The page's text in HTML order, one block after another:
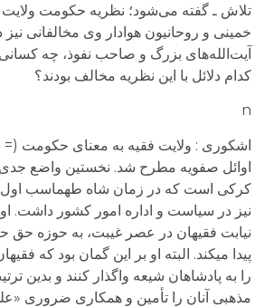
تلاش ـ گفته می‌شود؛ نظريه حکومت ولايت
خمينی و روحانيون هوادار وی مخالفانی
آيت‌الله‌های بزرگ و صاحب نفوذ، چه کسانی
کدام دلائل با اين نظريه مخالف بودند؟
n
اشکوری : ولایت فقیه به معنای حکومت (=
اوائل صفویه مطرح شد. نخستین واضع جدی
کرکی است که در زمان شاه طهماسب
نیز در سیاست و اداره امور کشور داشت.
نیابت فقیهان در عصر غیبت، به حوزه حق
پیدا می­کند. البته او بر این گمان بود که
را به پادشاهان شیعه واگذار کنند و بدین
مذهبی آنان را تأمین و همکاری ضروری